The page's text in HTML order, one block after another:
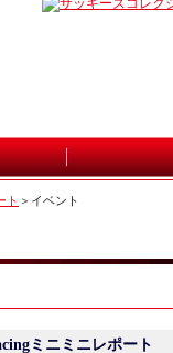
ト ＞イベント
ミニミニレポ